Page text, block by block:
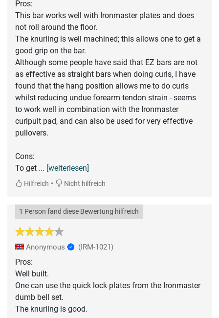
Pros:
This bar works well with Ironmaster plates and does
not roll around the floor.
The knurling is well machined; this allows one to get a
good grip on the bar.
Although some people have said that EZ bars are not
as effective as straight bars when doing curls, I have
found that the hang position allows me to do curls
whilst reducing undue forearm tendon strain - seems
to work well in combination with the Ironmaster
curlpult pad, and can also be used for very effective
pullovers.
Cons:
To get ... [weiterlesen]
Hilfreich • Nicht hilfreich
1 Person fand diese Bewertung hilfreich
Anonymous (IRM-1021)
Pros:
Well built.
One can use the quick lock plates from the Ironmaster
dumb bell set.
The knurling is good.